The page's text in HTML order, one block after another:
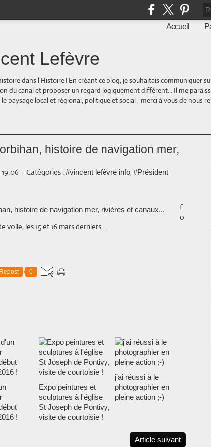
Accueil
Lefèvre
dans l'Histoire ! En créant ce blog, je souhaitais communiquer
du canal et proposer un regard logiquement différent... Il me
paysage local et régional, politique et social ; merci à vous de nous
histoire de navigation mer,
19:06 - Catégories : #vincent lefèvre info,#Président
f
o
voile, les 15 et 16 mars derniers...
Repost 0
!
Expo peintures et
sculptures à l'église
St Joseph de Pontivy,
visite de courtoisie !
j'ai réussi à le
photographier en
pleine action ;-)
Article suivant